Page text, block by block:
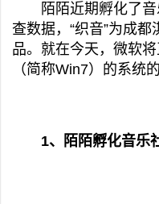
陌陌近期孵化了音
查数据，“织音”为成
品。就在今天，微软
（简称Win7）的系统
1、陌陌孵化音乐